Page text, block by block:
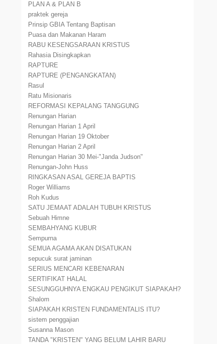
PLAN A & PLAN B
praktek gereja
Prinsip GBIA Tentang Baptisan
Puasa dan Makanan Haram
RABU KESENGSARAAN KRISTUS
Rahasia Disingkapkan
RAPTURE
RAPTURE (PENGANGKATAN)
Rasul
Ratu Misionaris
REFORMASI KEPALANG TANGGUNG
Renungan Harian
Renungan Harian 1 April
Renungan Harian 19 Oktober
Renungan Harian 2 April
Renungan Harian 30 Mei-"Janda Judson"
Renungan-John Huss
RINGKASAN ASAL GEREJA BAPTIS
Roger Williams
Roh Kudus
SATU JEMAAT ADALAH TUBUH KRISTUS
Sebuah Himne
SEMBAHYANG KUBUR
Sempurna
SEMUA AGAMA AKAN DISATUKAN
sepucuk surat jaminan
SERIUS MENCARI KEBENARAN
SERTIFIKAT HALAL
SESUNGGUHNYA ENGKAU PENGIKUT SIAPAKAH?
Shalom
SIAPAKAH KRISTEN FUNDAMENTALIS ITU?
sistem penggajian
Susanna Mason
TANDA "KRISTEN" YANG BELUM LAHIR BARU